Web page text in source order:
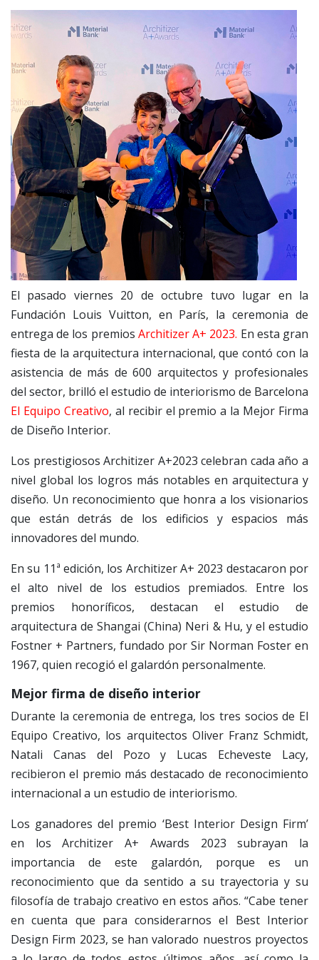
El pasado viernes 20 de octubre tuvo lugar en la
Fundación Louis Vuitton, en París, la ceremonia de
entrega de los premios Architizer A+ 2023. En esta gran
fiesta de la arquitectura internacional, que contó con la
asistencia de más de 600 arquitectos y profesionales
del sector, brilló el estudio de interiorismo de Barcelona
El Equipo Creativo, al recibir el premio a la Mejor Firma
de Diseño Interior.
Los prestigiosos Architizer A+2023 celebran cada año a
nivel global los logros más notables en arquitectura y
diseño. Un reconocimiento que honra a los visionarios
que están detrás de los edificios y espacios más
innovadores del mundo.
En su 11ª edición, los Architizer A+ 2023 destacaron por
el alto nivel de los estudios premiados. Entre los
premios honoríficos, destacan el estudio de
arquitectura de Shangai (China) Neri & Hu, y el estudio
Fostner + Partners, fundado por Sir Norman Foster en
1967, quien recogió el galardón personalmente.
Mejor firma de diseño interior
Durante la ceremonia de entrega, los tres socios de El
Equipo Creativo, los arquitectos Oliver Franz Schmidt,
Natali Canas del Pozo y Lucas Echeveste Lacy,
recibieron el premio más destacado de reconocimiento
internacional a un estudio de interiorismo.
Los ganadores del premio ‘Best Interior Design Firm’
en los Architizer A+ Awards 2023 subrayan la
importancia de este galardón, porque es un
reconocimiento que da sentido a su trayectoria y su
filosofía de trabajo creativo en estos años. “Cabe tener
en cuenta que para considerarnos el Best Interior
Design Firm 2023, se han valorado nuestros proyectos